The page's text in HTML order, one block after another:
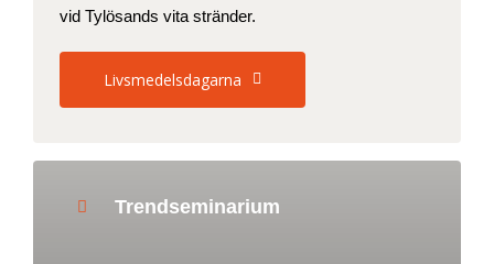
vid Tylösands vita stränder.
Livsmedelsdagarna
Trendseminarium